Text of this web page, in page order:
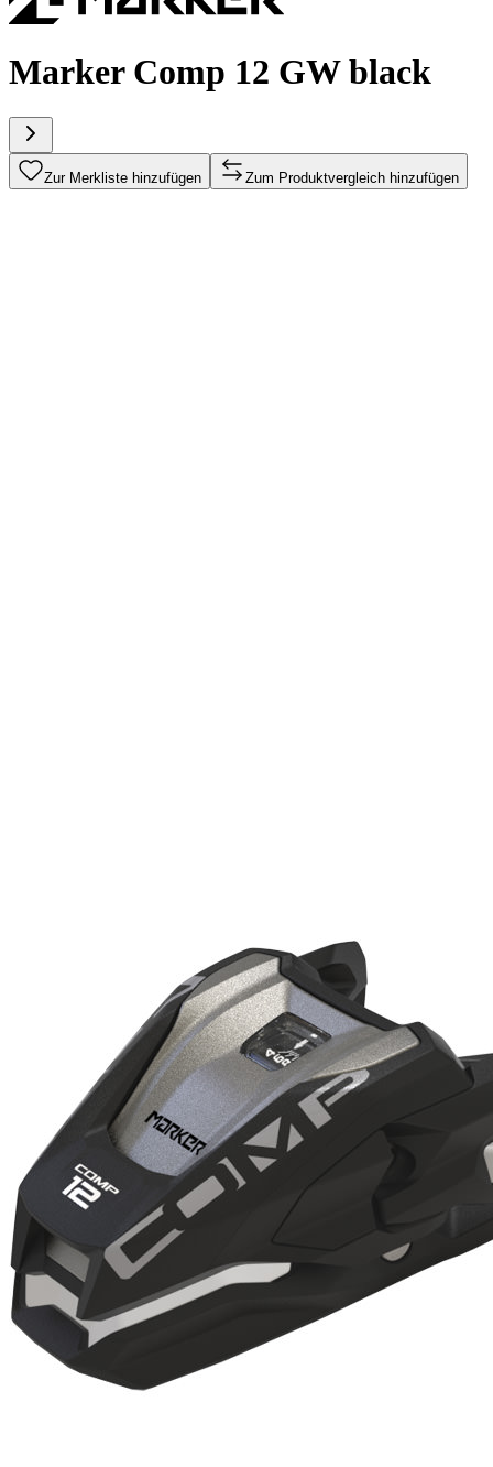
Marker Comp 12 GW black
Zur Merkliste hinzufügen Zum Produktvergleich hinzufügen